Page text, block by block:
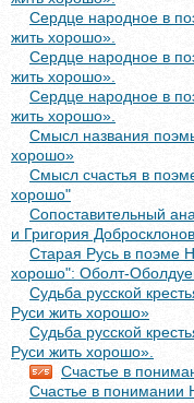
Сердце народное в
жить хорошо».
Сердце народное в
жить хорошо».
Сердце народное в
жить хорошо».
Смысл названия
хорошо»
Смысл счастья в
хорошо"
Сопоставительный
и Григория
Старая Русь в поэме
хорошо": Оболт-
Судьба русской
Руси жить хорошо»
Судьба русской
Руси жить хорошо».
Счастье в
Счастье в понимании